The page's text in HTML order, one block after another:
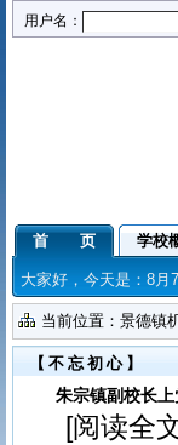
用户名：
首 页 学校
大家好，今天是：8月
当前位置： 景德镇
【不忘初心】
朱宗镇副校长上
[阅读全